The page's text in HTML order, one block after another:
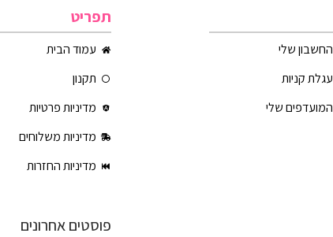
החשבון שלי
עגלת קניות
המועדפים שלי
תפריט
עמוד הבית
תקנון
מדיניות פרטיות
מדיניות משלוחים
מדיניות החזרות
פוסטים אחרונים